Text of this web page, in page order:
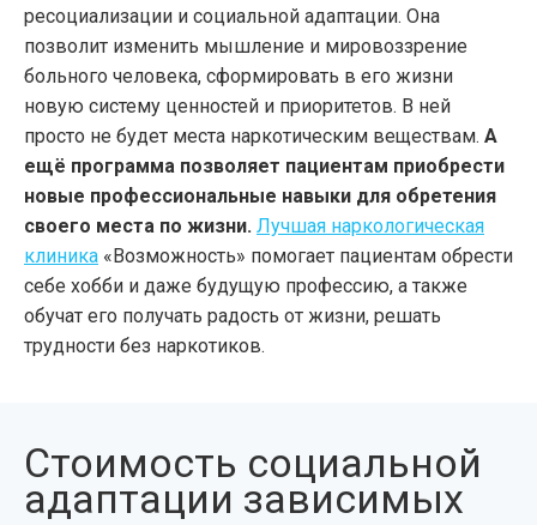
ресоциализации и социальной адаптации. Она
позволит изменить мышление и мировоззрение
больного человека, сформировать в его жизни
новую систему ценностей и приоритетов. В ней
просто не будет места наркотическим веществам. А
ещё программа позволяет пациентам приобрести
новые профессиональные навыки для обретения
своего места по жизни. Лучшая наркологическая
клиника «Возможность» помогает пациентам обрести
себе хобби и даже будущую профессию, а также
обучат его получать радость от жизни, решать
трудности без наркотиков.
Стоимость социальной
адаптации зависимых